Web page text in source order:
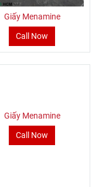
Giấy Menamine
Call Now
Giấy Menamine
Call Now